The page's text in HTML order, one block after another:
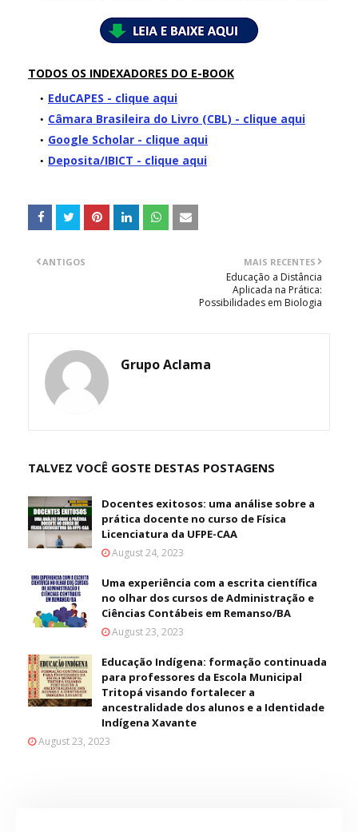
TODOS OS INDEXADORES DO E-BOOK
EduCAPES - clique aqui
Câmara Brasileira do Livro (CBL) - clique aqui
Google Scholar - clique aqui
Deposita/IBICT - clique aqui
MAIS RECENTES
Educação a Distância
Aplicada na Prática:
Possibilidades em Biologia
ANTIGOS
Grupo Aclama
TALVEZ VOCÊ GOSTE DESTAS POSTAGENS
Docentes exitosos: uma análise sobre a
prática docente no curso de Física
Licenciatura da UFPE-CAA
August 24, 2023
Uma experiência com a escrita científica
no olhar dos cursos de Administração e
Ciências Contábeis em Remanso/BA
August 23, 2023
Educação Indígena: formação continuada
para professores da Escola Municipal
Tritopá visando fortalecer a
ancestralidade dos alunos e a Identidade
Indígena Xavante
August 23, 2023